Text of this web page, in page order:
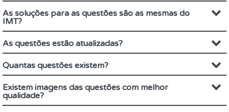
As soluções para as questões são as mesmas do
IMT?
As questões estão atualizadas?
Quantas questões existem?
Existem imagens das questões com melhor
qualidade?